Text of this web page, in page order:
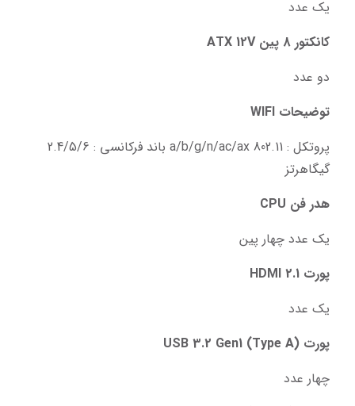
یک عدد
کانکتور 8 پین ATX 12V
دو عدد
توضیحات WIFI
گیگاهرتز
هدر فن CPU
یک عدد چهار پین
پورت 2.1 HDMI
یک عدد
پورت (USB 3.2 Gen1 (Type A
چهار عدد